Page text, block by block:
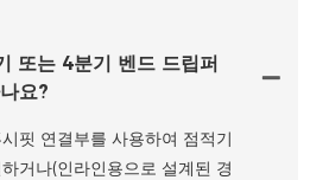
또는 4분기 벤드 드립퍼
요?
핏 연결부를 사용하여 점적기
거나(인라인용으로 설계된 경